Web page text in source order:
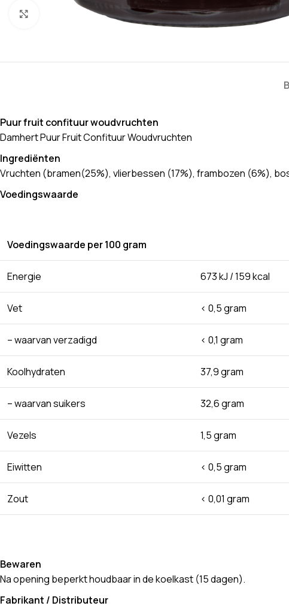
Klik om te vergroten
Puur fruit confituur woudvruchten
Damhert Puur Fruit Confituur Woudvruchten
Ingrediënten
Vruchten (bramen(25%), vlierbessen (17%), frambozen (6%),
Voedingswaarde
Voedingswaarde per 100 gram
Energie 673 kJ / 159 kcal
Vet < 0,5 gram
– waarvan verzadigd < 0,1 gram
Koolhydraten 37,9 gram
– waarvan suikers 32,6 gram
Vezels 1,5 gram
Eiwitten < 0,5 gram
Zout < 0,01 gram
Bewaren
Na opening beperkt houdbaar in de koelkast (15 dagen).
Fabrikant / Distributeur